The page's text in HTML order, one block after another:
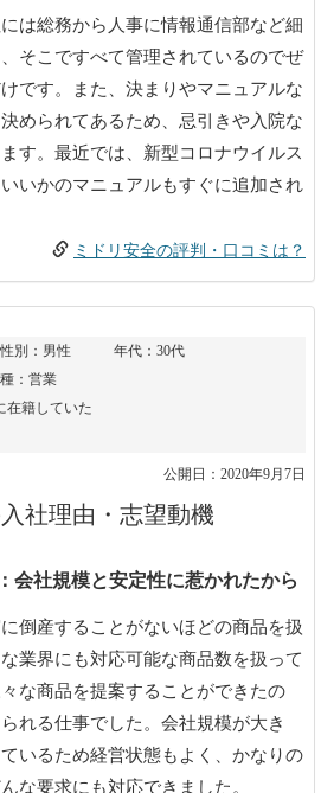
は総務から人事に情報通信部など細
そこですべて管理されているのでぜ
です。また、決まりやマニュアルな
められてあるため、忌引きや入院な
す。最近では、新型コロナウイルス
いかのマニュアルもすぐに追加され
ミドリ安全の評判・口コミは？
性別：男性
年代：30代
：営業
在籍していた
公開日：2020年9月7日
社理由・志望動機
会社規模と安定性に惹かれたから
倒産することがないほどの商品を扱
業界にも対応可能な商品数を扱って
な商品を提案することができたの
れる仕事でした。会社規模が大き
いるため経営状態もよく、かなりの
な要求にも対応できました。